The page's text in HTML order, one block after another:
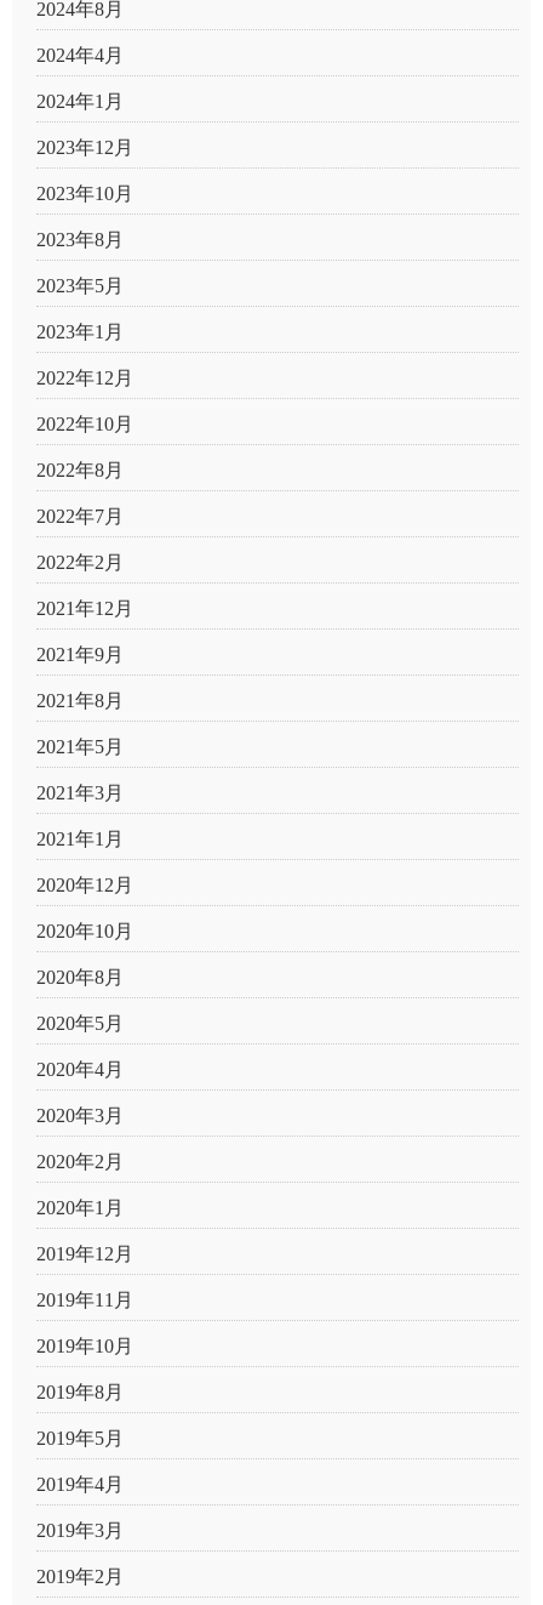
2024年8月
2024年4月
2024年1月
2023年12月
2023年10月
2023年8月
2023年5月
2023年1月
2022年12月
2022年10月
2022年8月
2022年7月
2022年2月
2021年12月
2021年9月
2021年8月
2021年5月
2021年3月
2021年1月
2020年12月
2020年10月
2020年8月
2020年5月
2020年4月
2020年3月
2020年2月
2020年1月
2019年12月
2019年11月
2019年10月
2019年8月
2019年5月
2019年4月
2019年3月
2019年2月